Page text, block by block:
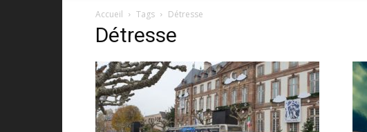
Accueil Tags Détresse
Détresse